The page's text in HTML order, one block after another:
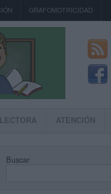
GRAFOMOTRICIDAD
ATENCIÓN
Buscar